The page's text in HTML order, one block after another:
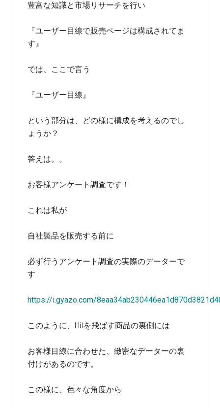
豊富な知識と市場リサーチを行い
『ユーザー目線で販売ページは構成されてま
す』
では、ここで言う
『ユーザー目線』
という部分は、どの様に構成を考えるのでし
ょうか？
答えは。。
お客様アンケート調査です！
これは私が
自社製品を販売する前に
必ず行うアンケート調査の実際のデーターで
す
https://i.gyazo.com/
このように、Hitを飛ばす商品の裏側には
お客様目線に合わせた、緻密なデーターの裏
付けがあるのです。
この様に、色々な角度から